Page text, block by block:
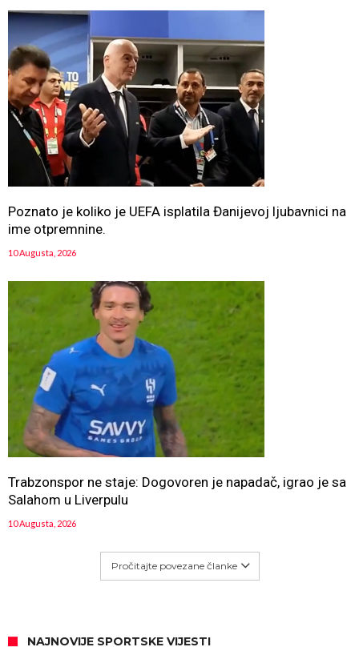
Poznato je koliko je UEFA isplatila Đanijevoj ljubavnici na
ime otpremnine.
10 Augusta, 2026
Trabzonspor ne staje: Dogovoren je napadač, igrao je sa
Salahom u Liverpulu
10 Augusta, 2026
Pročitajte povezane članke
NAJNOVIJE SPORTSKE VIJESTI